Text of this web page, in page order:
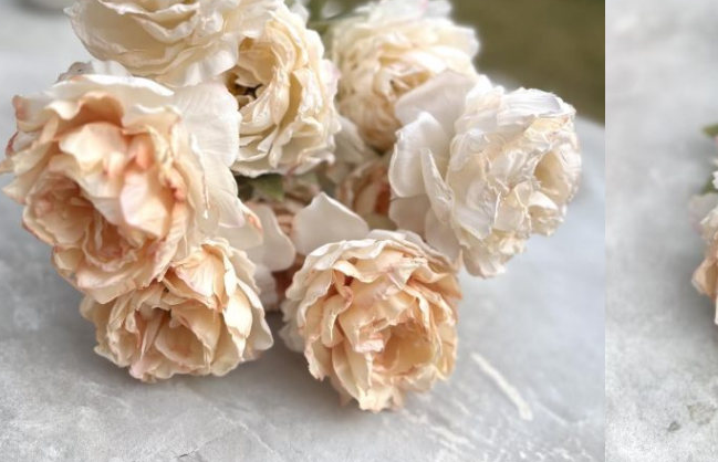
EGYEDI DARABOK, ÁRNYALATBELI KÜLÖNBSÉGEK VANNAK